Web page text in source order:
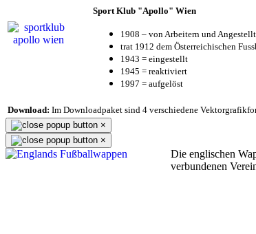
Sport Klub "Apollo" Wien
1908 – von Arbeitern und
trat 1912 dem Österreichischen
1943 = eingestellt
1945 = reaktiviert
1997 = aufgelöst
Download: Im Downloadpaket sind 4 verschiedene
×
×
Die englischen
verbundenen